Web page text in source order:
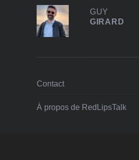
GUY
GIRARD
Contact
À propos de RedLipsTalk